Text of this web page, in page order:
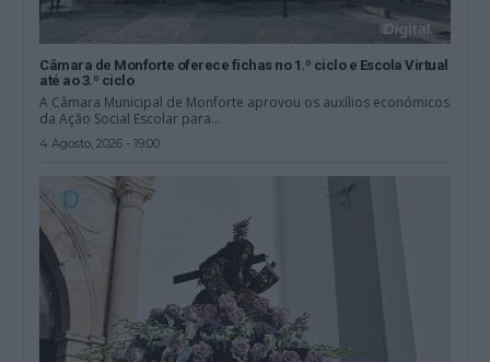
Câmara de Monforte oferece fichas no 1.º ciclo e Escola Virtual
até ao 3.º ciclo
A Câmara Municipal de Monforte aprovou os auxílios económicos
da Ação Social Escolar para...
4 Agosto, 2026 - 19:00